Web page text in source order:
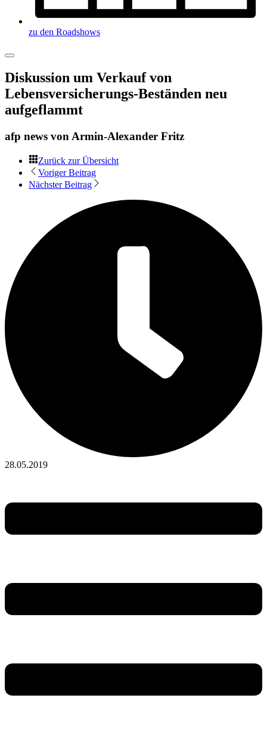
zu den Roadshows
Diskussion um Verkauf von
Lebensversicherungs-Beständen neu
aufgeflammt
afp news von Armin-Alexander Fritz
Zurück zur Übersicht
Voriger Beitrag
Nächster Beitrag
28.05.2019